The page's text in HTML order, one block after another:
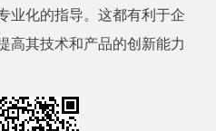
业化的指导。这都有利于企
高其技术和产品的创新能力